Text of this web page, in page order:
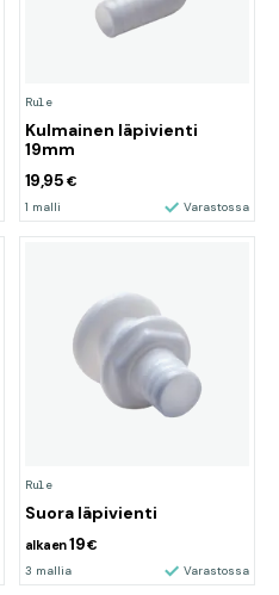
Rule
Kulmainen läpivienti
19mm
19,95 €
1 malli Varastossa
Rule
Suora läpivienti
alkaen19€
3 mallia Varastossa